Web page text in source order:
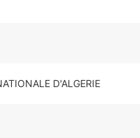
D'ALGERIE